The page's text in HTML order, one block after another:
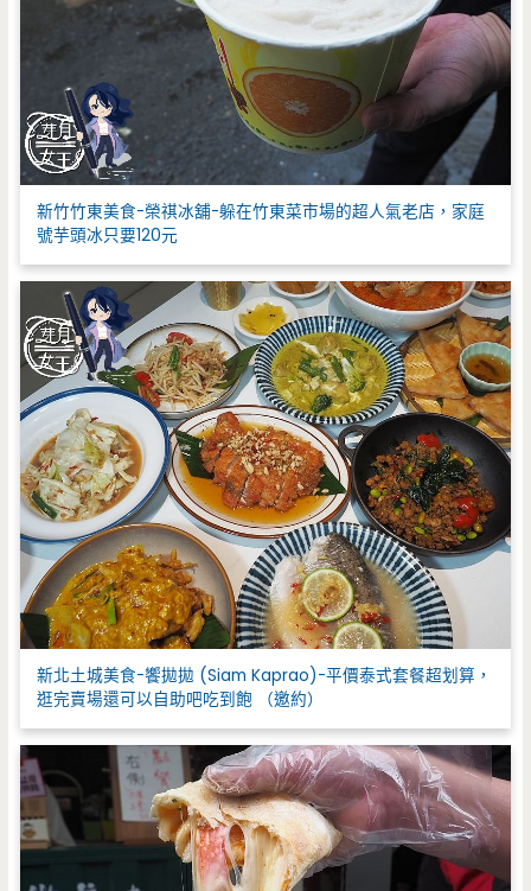
新竹竹東美食-榮祺冰舖-躲在竹東菜市場的超人氣老店，家庭
號芋頭冰只要120元
新北土城美食-饗拋拋 (Siam Kaprao)-平價泰式套餐超划算，
逛完賣場還可以自助吧吃到飽 （邀約）